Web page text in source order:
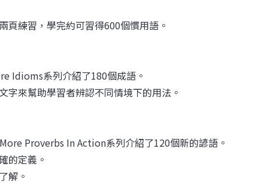
頁練習，學完約可習得600個慣用語。
Idioms系列介紹了180個成語。
字來幫助學習者辨認不同情境下的用法。
Proverbs In Action系列介紹了120個新的諺語。
的定義。
解。